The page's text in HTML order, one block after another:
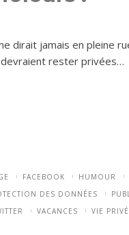
dirait jamais en pleine
rester privées…
FACEBOOK HUMOUR
DES DONNÉES
VACANCES VIE